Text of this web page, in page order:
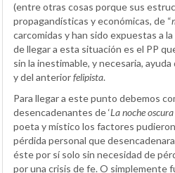
(entre otras cosas porque sus
propagandísticas y económicas, de “
carcomidas y han sido expuestas a
de llegar a esta situación es el PP
sin la inestimable, y necesaria, ayuda
y del anteriorfelipista.
Para llegar a este punto debemos
desencadenantes de ‘La noche oscura
poeta y místico los factores
pérdida personal que
éste por sí solo sin necesidad de
por una crisis de fe. O simplemente